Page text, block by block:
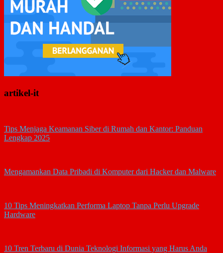
artikel-it
Tips Menjaga Keamanan Siber di Rumah dan Kantor: Panduan
Lengkap 2025
Mengamankan Data Pribadi di Komputer dari Hacker dan Malware
10 Tips Meningkatkan Performa Laptop Tanpa Perlu Upgrade
Hardware
10 Tren Terbaru di Dunia Teknologi Informasi yang Harus Anda